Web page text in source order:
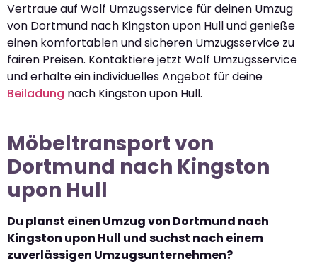
Vertraue auf Wolf Umzugsservice für deinen Umzug
von Dortmund nach Kingston upon Hull und genieße
einen komfortablen und sicheren Umzugsservice zu
fairen Preisen. Kontaktiere jetzt Wolf Umzugsservice
und erhalte ein individuelles Angebot für deine
Beiladung nach Kingston upon Hull.
Möbeltransport von
Dortmund nach Kingston
upon Hull
Du planst einen Umzug von Dortmund nach
Kingston upon Hull und suchst nach einem
zuverlässigen Umzugsunternehmen?